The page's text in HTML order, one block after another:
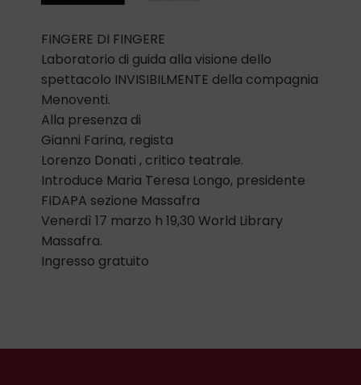
FINGERE DI FINGERE
Laboratorio di guida alla visione dello
spettacolo INVISIBILMENTE della compagnia
Menoventi.
Alla presenza di
Gianni Farina, regista
Lorenzo Donati , critico teatrale.
Introduce Maria Teresa Longo, presidente
FIDAPA sezione Massafra
Venerdì 17 marzo h 19,30 World Library
Massafra.
Ingresso gratuito